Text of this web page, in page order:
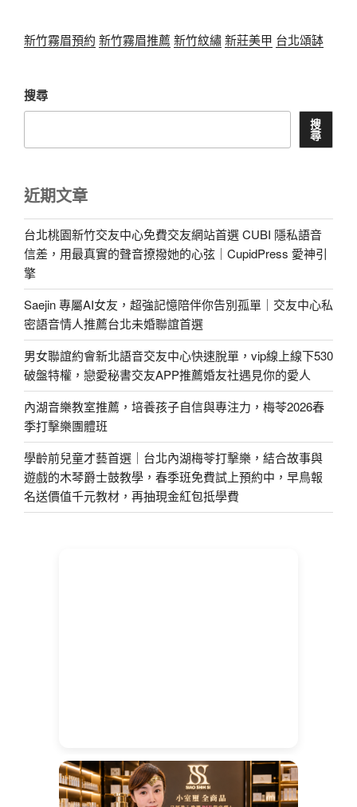
新竹霧眉預約 新竹霧眉推薦 新竹紋繡新莊美甲 台北頌缽
搜尋
搜
尋
近期文章
台北桃園新竹交友中心免費交友網站首選 CUBI 隱私語音
信差，用最真實的聲音撩撥她的心弦｜CupidPress 愛神引
擎
Saejin 專屬AI女友，超強記憶陪伴你告別孤單｜交友中心私
密語音情人推薦台北未婚聯誼首選
男女聯誼約會新北語音交友中心快速脫單，vip線上線下530
破盤特權，戀愛秘書交友APP推薦婚友社遇見你的愛人
內湖音樂教室推薦，培養孩子自信與專注力，梅苓2026春
季打擊樂團體班
學齡前兒童才藝首選｜台北內湖梅苓打擊樂，結合故事與
遊戲的木琴爵士鼓教學，春季班免費試上預約中，早鳥報
名送價值千元教材，再抽現金紅包抵學費